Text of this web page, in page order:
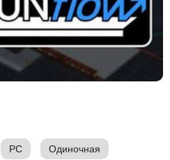
PC Одиночная